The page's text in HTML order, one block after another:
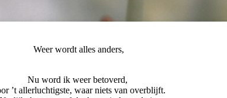
Weer wordt alles anders,
Nu word ik weer betoverd,
’t allerluchtigste, waar niets van overblijft.